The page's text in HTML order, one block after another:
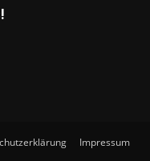
Impressum